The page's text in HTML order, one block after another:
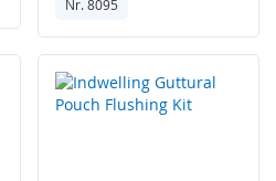
Nr. 8095